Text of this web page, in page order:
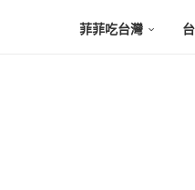
菲菲吃台灣